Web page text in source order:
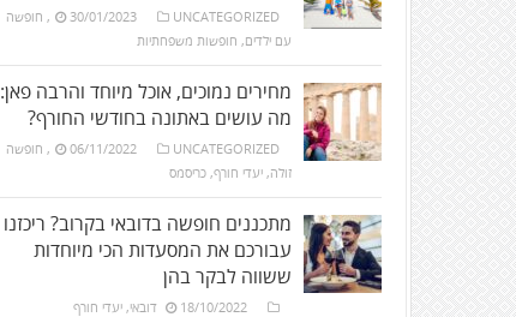
30/01/2023 UNCATEGORIZED
, חופשה
עם ילדים, חופשות משפחתיות
מחירים נמוכים, אוכל מיוחד והרבה פאן:
מה עושים באתונה בחודשי החורף?
06/11/2022 UNCATEGORIZED
, חופשה
זולה,יעדי חורף,כריסמס
מתכננים חופשה בדובאי בקרוב? ריכזנו
עבורכם את המסעדות הכי מיוחדות
ששווה לבקר בהן
18/10/2022 דובאי,יעדי חורף